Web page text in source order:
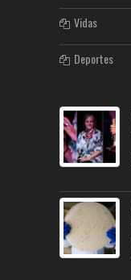
Vidas
Deportes